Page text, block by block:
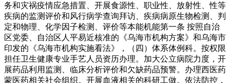
务和灾祸疫情应急措置、开展食源性、职业性、放射性、性等
疾病的监测评价和风行病学查询拜访、疾病病原生物检测、判
定和物理、化学因子检测、评价等本能机能第一条 按照自治
区党委、自治区人平易近核准的《乌海市机构方案》和乌海市
印发的《乌海市机构实施看法》，（四）体系体例科。按权限
担任卫生健康专业手艺人员资历办理。加大公立病院力度，开
展药品利用监测、临床分析评价和欠缺药品预警。办理西医药
蒙医药相关社会组织。开展血液相关的科研工做。依法防控，